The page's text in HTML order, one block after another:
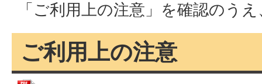
「ご利用上の注意」を確認のう
ご利用上の注意